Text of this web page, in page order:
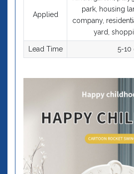
Applied
park, housing
company,
yard,
Lead Time 5-10